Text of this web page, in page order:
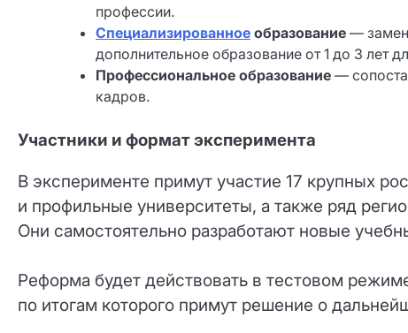
профессии.
Специализированное образование —
дополнительное образование от 1 до 3 лет
Профессиональное образование —
кадров.
Участники и формат эксперимента
В эксперименте примут участие 17 крупных
и профильные университеты, а также ряд
Они самостоятельно разработают новые
Реформа будет действовать в тестовом
по итогам которого примут решение о